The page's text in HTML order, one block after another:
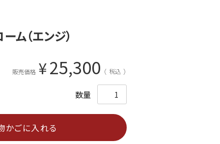
ム（エンジ）
販売価格 ¥25,300 税込
かごに入れる